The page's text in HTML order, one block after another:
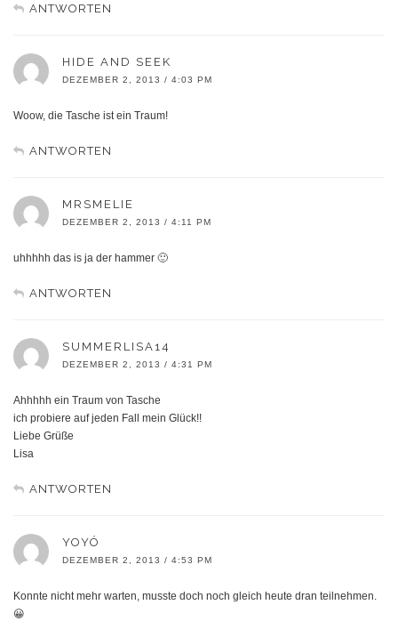
ANTWORTEN
HIDE AND SEEK
DEZEMBER 2, 2013 / 4:03 PM
Woow, die Tasche ist ein Traum!
ANTWORTEN
MRSMELIE
DEZEMBER 2, 2013 / 4:11 PM
uhhhhh das is ja der hammer 🙂
ANTWORTEN
SUMMERLISA14
DEZEMBER 2, 2013 / 4:31 PM
Ahhhhh ein Traum von Tasche
ich probiere auf jeden Fall mein Glück!!
Liebe Grüße
Lisa
ANTWORTEN
YOYÓ
DEZEMBER 2, 2013 / 4:53 PM
Konnte nicht mehr warten, musste doch noch gleich heute dran teilnehmen.
😀